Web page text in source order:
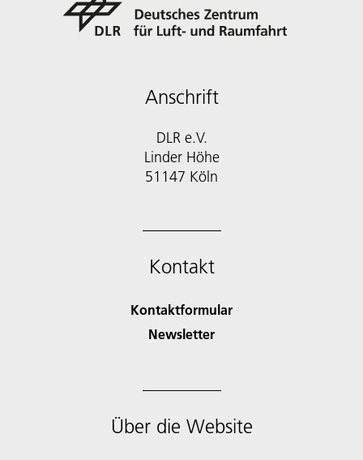
Anschrift
DLR e.V.
Linder Höhe
51147 Köln
Kontakt
Kontaktformular
Newsletter
Über die Website